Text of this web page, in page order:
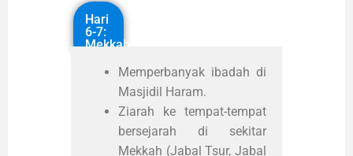
Hari
6-7:
Mekkah
Memperbanyak ibadah di
Masjidil Haram.
Ziarah ke tempat-tempat
bersejarah di sekitar
Mekkah (Jabal Tsur, Jabal